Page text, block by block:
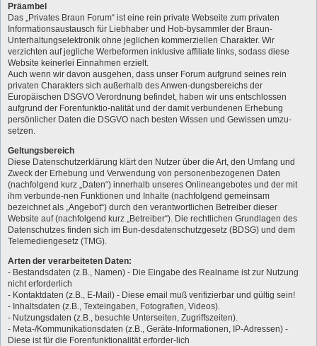
Präambel
Das „Privates Braun Forum“ ist eine rein private Webseite zum privaten
Informationsaustausch für Liebhaber und Hob-bysammler der Braun-
Unterhaltungselektronik ohne jeglichen kommerziellen Charakter. Wir
verzichten auf jegliche Werbeformen inklusive affiliate links, sodass diese
Website keinerlei Einnahmen erzielt.
Auch wenn wir davon ausgehen, dass unser Forum aufgrund seines rein
privaten Charakters sich außerhalb des Anwen-dungsbereichs der
Europäischen DSGVO Verordnung befindet, haben wir uns entschlossen
aufgrund der Forenfunktio-nalität und der damit verbundenen Erhebung
persönlicher Daten die DSGVO nach besten Wissen und Gewissen umzu-
setzen.
Geltungsbereich
Diese Datenschutzerklärung klärt den Nutzer über die Art, den Umfang und
Zweck der Erhebung und Verwendung von personenbezogenen Daten
(nachfolgend kurz „Daten“) innerhalb unseres Onlineangebotes und der mit
ihm verbunde-nen Funktionen und Inhalte (nachfolgend gemeinsam
bezeichnet als „Angebot“) durch den verantwortlichen Betreiber dieser
Website auf (nachfolgend kurz „Betreiber“). Die rechtlichen Grundlagen des
Datenschutzes finden sich im Bun-desdatenschutzgesetz (BDSG) und dem
Telemediengesetz (TMG).
Arten der verarbeiteten Daten:
- Bestandsdaten (z.B., Namen) - Die Eingabe des Realname ist zur Nutzung
nicht erforderlich
- Kontaktdaten (z.B., E-Mail) - Diese email muß verifizierbar und gültig sein!
- Inhaltsdaten (z.B., Texteingaben, Fotografien, Videos).
- Nutzungsdaten (z.B., besuchte Unterseiten, Zugriffszeiten).
- Meta-/Kommunikationsdaten (z.B., Geräte-Informationen, IP-Adressen) -
Diese ist für die Forenfunktionalität erforder-lich